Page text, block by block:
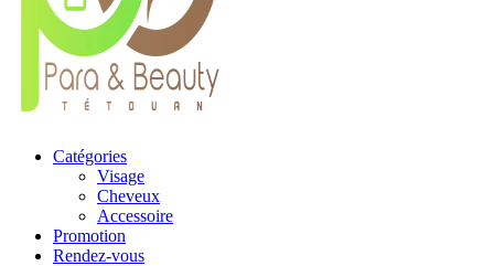
Catégories
Visage
Cheveux
Accessoire
Promotion
Rendez-vous